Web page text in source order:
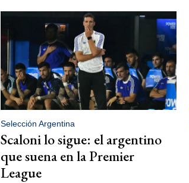
Selección Argentina
Scaloni lo sigue: el argentino
que suena en la Premier
League